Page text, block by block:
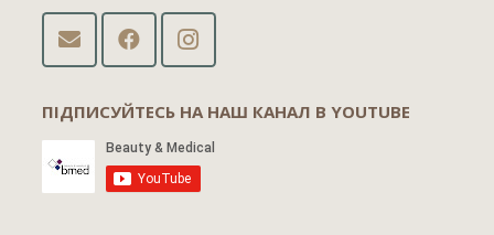
ПІДПИСУЙТЕСЬ НА НАШ КАНАЛ В YOUTUBE